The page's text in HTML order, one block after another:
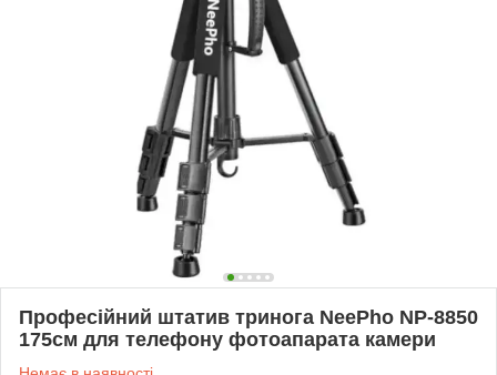
Професійний штатив тринога NeePho NP-8850
175см для телефону фотоапарата камери